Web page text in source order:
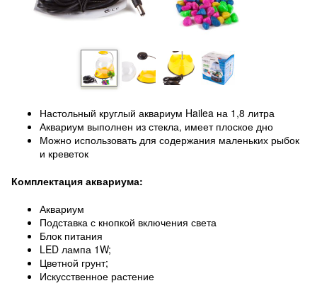
Настольный круглый аквариум Hailea на 1,8 литра
Аквариум выполнен из стекла, имеет плоское дно
Можно использовать для содержания маленьких рыбок
и креветок
Комплектация аквариума:
Аквариум
Подставка с кнопкой включения света
Блок питания
LED лампа 1W;
Цветной грунт;
Искусственное растение